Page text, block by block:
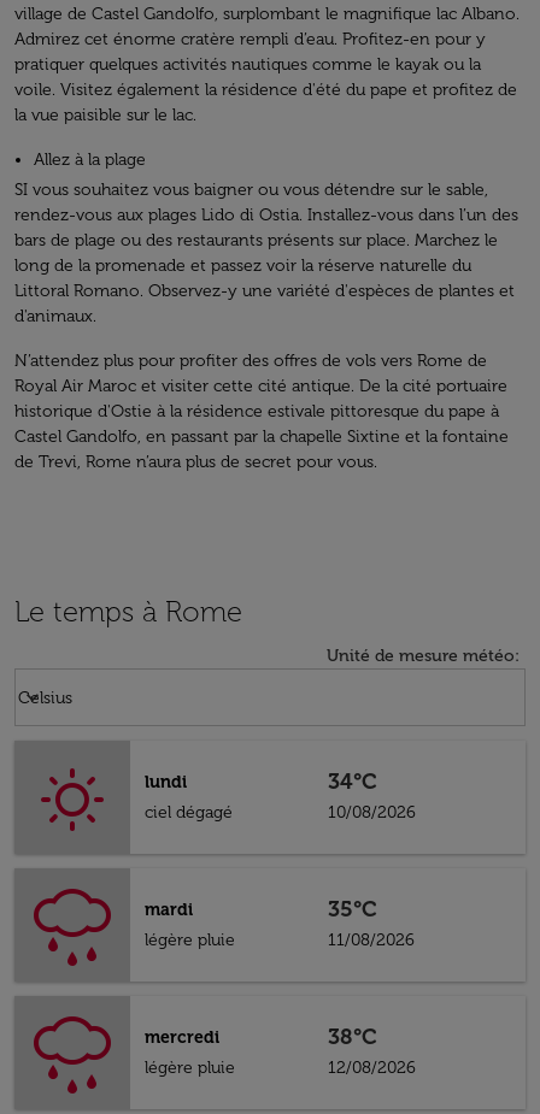
village de Castel Gandolfo, surplombant le magnifique lac Albano.
Admirez cet énorme cratère rempli d’eau. Profitez-en pour y
pratiquer quelques activités nautiques comme le kayak ou la
voile. Visitez également la résidence d'été du pape et profitez de
la vue paisible sur le lac.
Allez à la plage
SI vous souhaitez vous baigner ou vous détendre sur le sable,
rendez-vous aux plages Lido di Ostia. Installez-vous dans l’un des
bars de plage ou des restaurants présents sur place. Marchez le
long de la promenade et passez voir la réserve naturelle du
Littoral Romano. Observez-y une variété d'espèces de plantes et
d'animaux.
N’attendez plus pour profiter des offres de vols vers Rome de
Royal Air Maroc et visiter cette cité antique. De la cité portuaire
historique d'Ostie à la résidence estivale pittoresque du pape à
Castel Gandolfo, en passant par la chapelle Sixtine et la fontaine
de Trevi, Rome n’aura plus de secret pour vous.
Le temps à Rome
Unité de mesure météo:
Celsius
keyboard_arrow_down
lundi
ciel dégagé
34°C
10/08/2026
mardi
légère pluie
35°C
11/08/2026
mercredi
légère pluie
38°C
12/08/2026